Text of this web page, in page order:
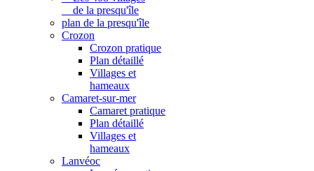
de la presqu'île
plan de la presqu'île
Crozon
Crozon pratique
Plan détaillé
Villages et
hameaux
Camaret-sur-mer
Camaret pratique
Plan détaillé
Villages et
hameaux
Lanvéoc